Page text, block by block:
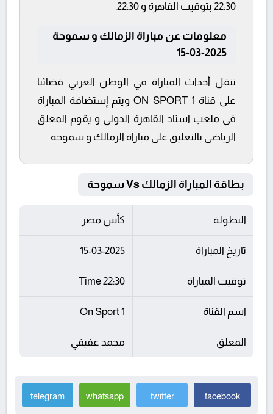
22:30 بتوقيت القاهرة و 22:30.
معلومات عن مباراة الزمالك و سموحة
2025-03-15
تنقل أحداث المباراة في الوطن العربي فضائيا
على قناة ON SPORT 1 ويتم إستضافة المباراة
في ملعب استاد القاهرة الدولي و يقوم المعلق
الرياضى بالتعليق على مباراة الزمالك و سموحة
بطاقة المباراة الزمالك Vs سموحة
البطولة كأس مصر
تاريخ المباراة 15-03-2025
توقيت المباراة 22:30 Time
اسم القناة On Sport 1
المعلق محمد عفيفي
facebook
twitter
whatsapp
telegram